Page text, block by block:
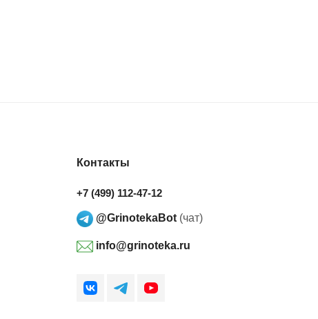
Контакты
+7 (499) 112-47-12
@GrinotekaBot (чат)
info@grinoteka.ru